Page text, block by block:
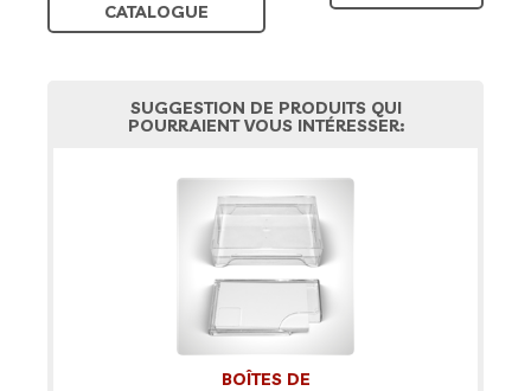
CATALOGUE
SUGGESTION DE PRODUITS QUI
POURRAIENT VOUS INTÉRESSER:
BOÎTES DE